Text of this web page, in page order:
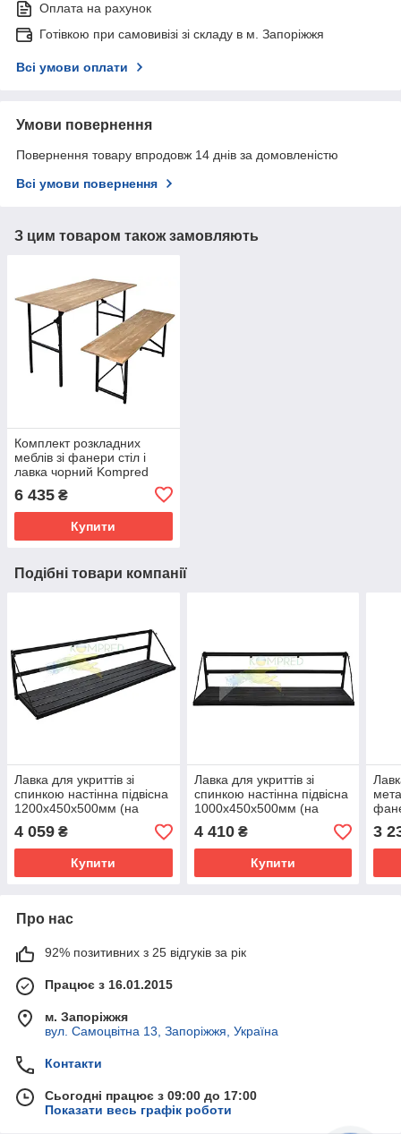
Оплата на рахунок
Готівкою при самовивізі зі складу в м. Запоріжжя
Всі умови оплати
Умови повернення
Повернення товару впродовж 14 днів за домовленістю
Всі умови повернення
З цим товаром також замовляють
Комплект розкладних
меблів зі фанери стіл і
лавка чорний Kompred
6 435 ₴
Купити
Подібні товари компанії
Лавка для укриттів зі
спинкою настінна підвісна
1200х450х500мм (на
ШАРНІРАХ, сидіння брус)
чорний Kompred OL714/3
4 059 ₴
Купити
Лавка для укриттів зі
спинкою настінна підвісна
1000х450х500мм (на
шарнірах) чорний
Kompred OL714/4
4 410₴
Купити
3
Про нас
92% позитивних з 25 відгуків за рік
Працює з 16.01.2015
м. Запоріжжя
вул. Самоцвітна 13, Запоріжжя, Україна
Контакти
Сьогодні працює з 09:00 до 17:00
Показати весь графік роботи